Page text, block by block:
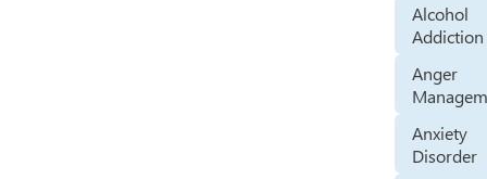
Alcohol
Addiction
Anger
Anxiety
Disorder